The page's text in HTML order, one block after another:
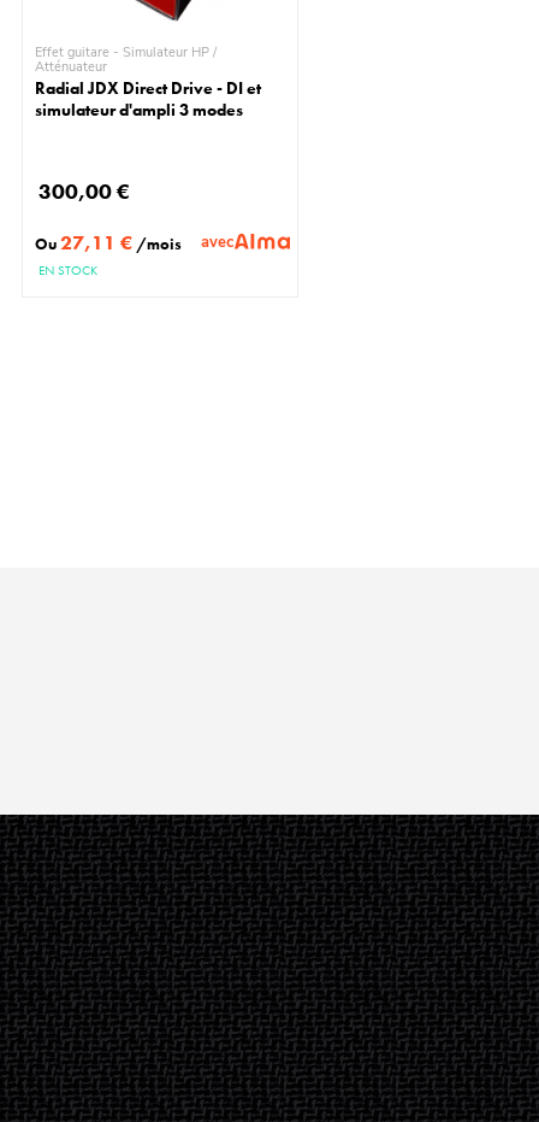
Effet guitare - Simulateur HP /
Atténuateur
Radial JDX Direct Drive - DI et
simulateur d'ampli 3 modes
300,00 €
Ou27,11 € /mois avec
EN STOCK